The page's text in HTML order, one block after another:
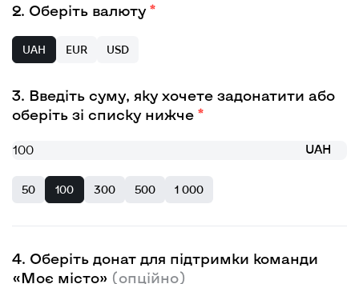
Оберіть валюту
UAH EUR USD
Введіть суму, яку хочете задонатити або
оберіть зі списку нижче
UAH
50 100 300 500 1 000
Оберіть донат для підтримки команди
«Моє місто» (опційно)